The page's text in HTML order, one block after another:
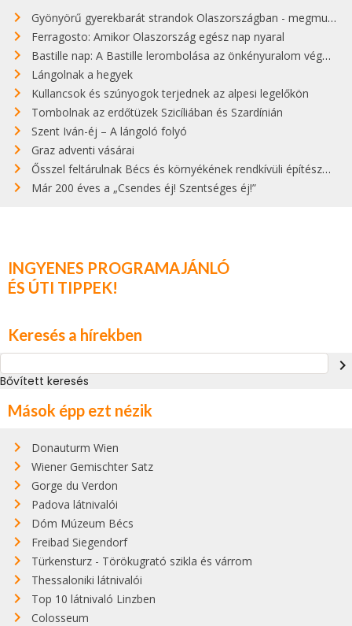
Gyönyörű gyerekbarát strandok Olaszországban - megmutatjuk a 15 legjobbat
Ferragosto: Amikor Olaszország egész nap nyaral
Bastille nap: A Bastille lerombolása az önkényuralom végét jelentette
Lángolnak a hegyek
Kullancsok és szúnyogok terjednek az alpesi legelőkön
Tombolnak az erdőtüzek Szicíliában és Szardínián
Szent Iván-éj – A lángoló folyó
Graz adventi vásárai
Ősszel feltárulnak Bécs és környékének rendkívüli építészeti kincsei
Már 200 éves a „Csendes éj! Szentséges éj!”
INGYENES PROGRAMAJÁNLÓ
ÉS ÚTI TIPPEK!
Keresés a hírekben
navigate_next
Bővített keresés
Mások épp ezt nézik
Donauturm Wien
Wiener Gemischter Satz
Gorge du Verdon
Padova látnivalói
Dóm Múzeum Bécs
Freibad Siegendorf
Türkensturz - Törökugrató szikla és várrom
Thessaloniki látnivalói
Top 10 látnivaló Linzben
Colosseum